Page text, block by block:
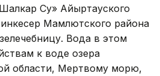
Су» Айыртауского
Мамлютского района
Вода в этом
к воде озера
области, Мертвому морю,